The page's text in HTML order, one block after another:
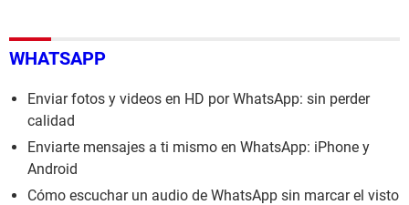
WHATSAPP
Enviar fotos y videos en HD por WhatsApp: sin perder
calidad
Enviarte mensajes a ti mismo en WhatsApp: iPhone y
Android
Cómo escuchar un audio de WhatsApp sin marcar el visto